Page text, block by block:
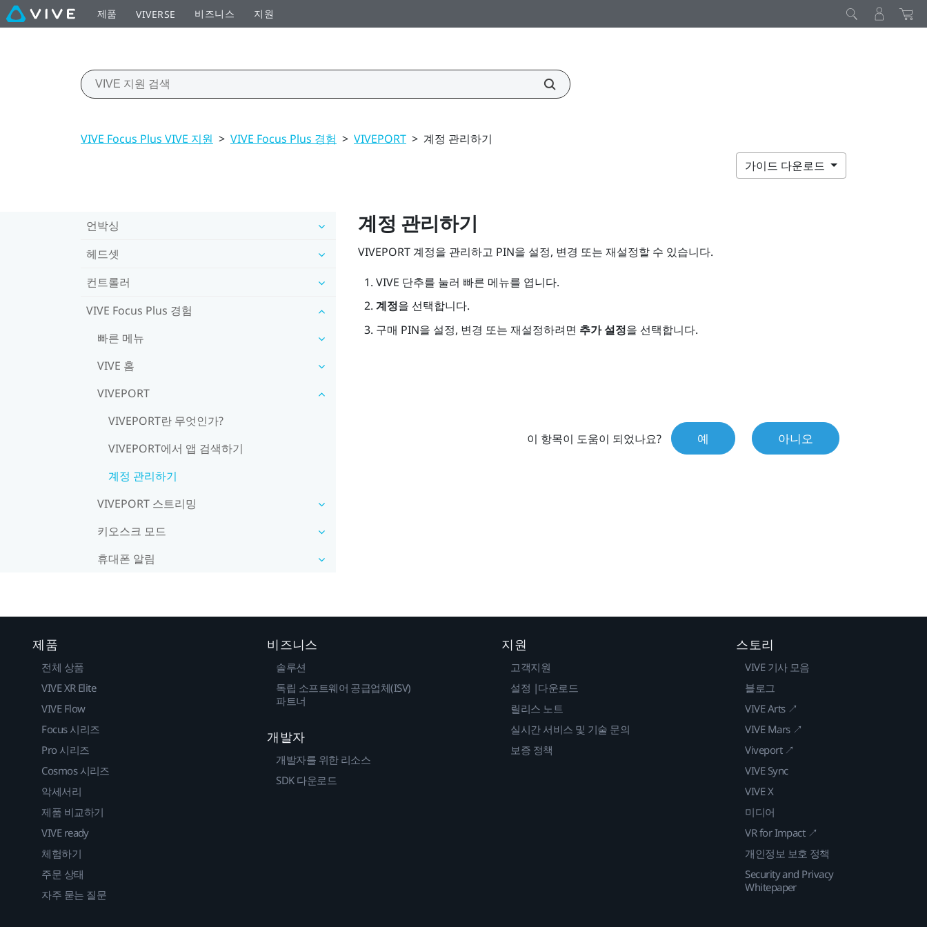
제품 VIVERSE 비즈니스 지원
VIVE Focus Plus VIVE 지원 > VIVE Focus Plus 경험 > VIVEPORT > 계정 관리하기
가이드 다운로드
언박싱
헤드셋
컨트롤러
VIVE Focus Plus 경험
빠른 메뉴
VIVE 홈
VIVEPORT
VIVEPORT란 무엇인가?
VIVEPORT에서 앱 검색하기
계정 관리하기
VIVEPORT 스트리밍
키오스크 모드
휴대폰 알림
계정 관리하기
VIVEPORT계정을 관리하고 PIN을 설정, 변경 또는 재설정할 수 있습니다.
VIVE 단추를 눌러 빠른 메뉴를 엽니다.
계정을 선택합니다.
구매 PIN을 설정, 변경 또는 재설정하려면 추가 설정을 선택합니다.
이 항목이 도움이 되었나요? 예 아니오
제품
전체 상품
VIVE XR Elite
VIVE Flow
Focus 시리즈
Pro 시리즈
Cosmos 시리즈
악세서리
제품 비교하기
VIVE ready
체험하기
주문 상태
자주 묻는 질문
비즈니스
솔루션
독립 소프트웨어 공급업체(ISV)
파트너
개발자
개발자를 위한 리소스
SDK 다운로드
지원
고객지원
설정 |다운로드
릴리스 노트
실시간 서비스 및 기술 문의
보증 정책
스토리
VIVE 기사 모음
블로그
VIVE Arts ↗
VIVE Mars ↗
Viveport ↗
VIVE Sync
VIVE X
미디어
VR for Impact ↗
개인정보 보호 정책
Security and Privacy
Whitepaper